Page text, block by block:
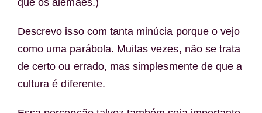
que os alemães.)
Descrevo isso com tanta minúcia porque o vejo
como uma parábola. Muitas vezes, não se trata
de certo ou errado, mas simplesmente de que a
cultura é diferente.